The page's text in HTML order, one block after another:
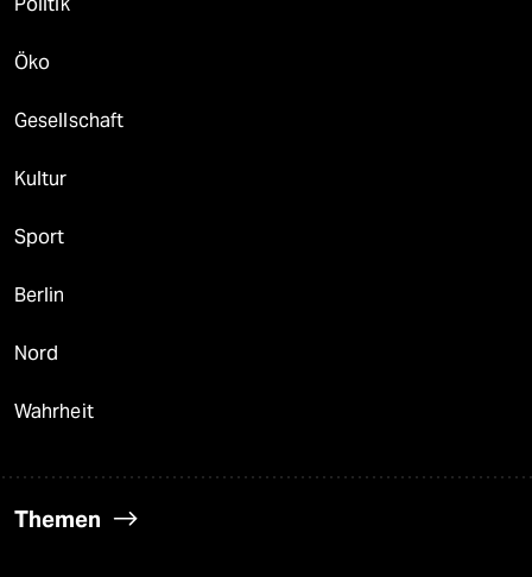
Öko
Gesellschaft
Kultur
Sport
Berlin
Nord
Wahrheit
Themen